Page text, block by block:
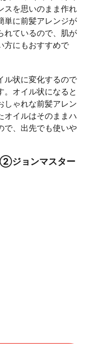
スを思いのまま作れ
単に前髪アレンジが
れているので、肌が
方にもおすすめで
ル状に変化するので
。オイル状になると
しゃれな前髪アレン
オイルはそのままハ
で、出先でも使いや
②ジョンマスター